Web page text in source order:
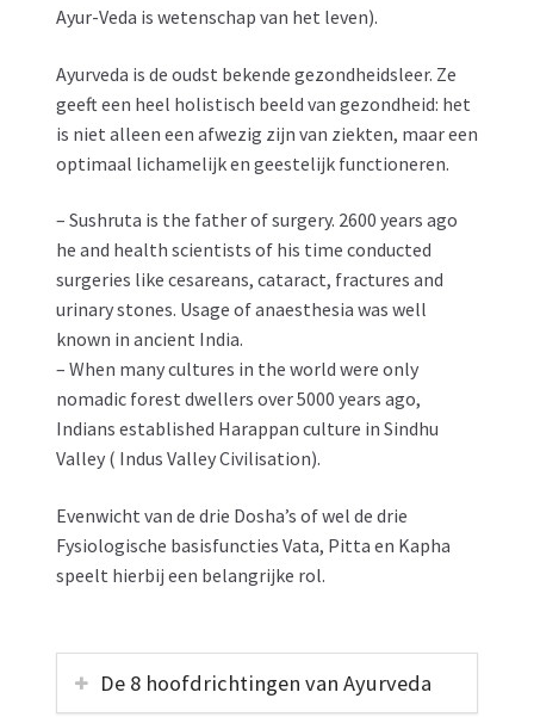
Ayur-Veda is wetenschap van het leven).
Ayurveda is de oudst bekende gezondheidsleer. Ze
geeft een heel holistisch beeld van gezondheid: het
is niet alleen een afwezig zijn van ziekten, maar een
optimaal lichamelijk en geestelijk functioneren.
– Sushruta is the father of surgery. 2600 years ago
he and health scientists of his time conducted
surgeries like cesareans, cataract, fractures and
urinary stones. Usage of anaesthesia was well
known in ancient India.
– When many cultures in the world were only
nomadic forest dwellers over 5000 years ago,
Indians established Harappan culture in Sindhu
Valley ( Indus Valley Civilisation).
Evenwicht van de drie Dosha’s of wel de drie
Fysiologische basisfuncties Vata, Pitta en Kapha
speelt hierbij een belangrijke rol.
De 8 hoofdrichtingen van Ayurveda